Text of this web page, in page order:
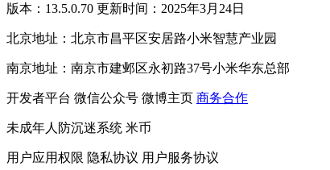
版本：13.5.0.70 更新时间：2025年3月24日
北京地址：北京市昌平区安居路小米智慧产业园
南京地址：南京市建邺区永初路37号小米华东总部
开发者平台 微信公众号 微博主页 商务合作
未成年人防沉迷系统 米币
用户应用权限 隐私协议 用户服务协议